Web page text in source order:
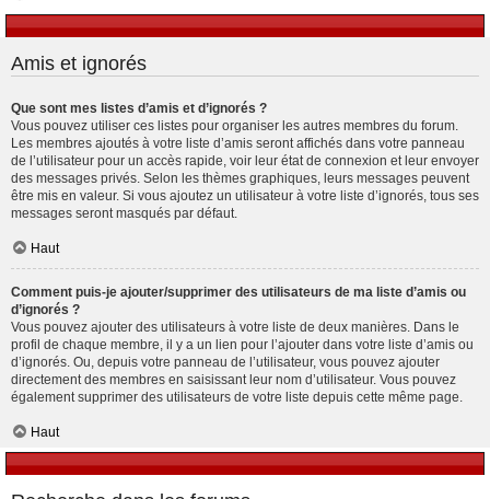
Amis et ignorés
Que sont mes listes d’amis et d’ignorés ?
Vous pouvez utiliser ces listes pour organiser les autres membres du forum.
Les membres ajoutés à votre liste d’amis seront affichés dans votre panneau
de l’utilisateur pour un accès rapide, voir leur état de connexion et leur envoyer
des messages privés. Selon les thèmes graphiques, leurs messages peuvent
être mis en valeur. Si vous ajoutez un utilisateur à votre liste d’ignorés, tous ses
messages seront masqués par défaut.
Haut
Comment puis-je ajouter/supprimer des utilisateurs de ma liste d’amis ou
d’ignorés ?
Vous pouvez ajouter des utilisateurs à votre liste de deux manières. Dans le
profil de chaque membre, il y a un lien pour l’ajouter dans votre liste d’amis ou
d’ignorés. Ou, depuis votre panneau de l’utilisateur, vous pouvez ajouter
directement des membres en saisissant leur nom d’utilisateur. Vous pouvez
également supprimer des utilisateurs de votre liste depuis cette même page.
Haut